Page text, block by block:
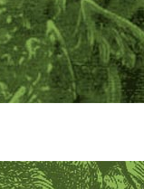
Зарубежная
литература